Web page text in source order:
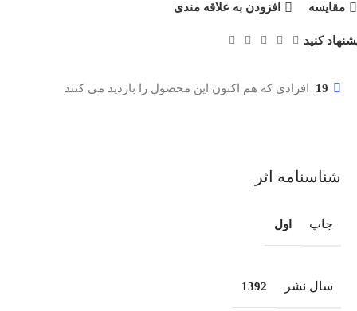
مقایسه افزودن به علاقه مندی
کنید
19 افرادی که هم اکنون این محصول را بازدید می کنند
شناسنامه اثر
چاپ اول
سال نشر 1392